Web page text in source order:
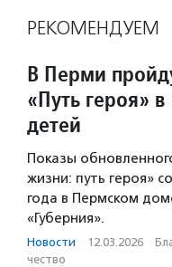
РЕКОМЕНДУЕМ
В Перми
«Путь героя»
детей
Показы
жизни: путь героя»
года в Пермском
«Губерния».
Новости · 12.03.2026 ·
чест­во